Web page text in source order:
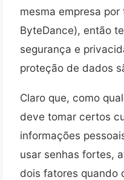
mesma empresa
ByteDance), então
segurança e
proteção de dados
Claro que, como
deve tomar certos
informações
usar senhas fortes,
dois fatores quando